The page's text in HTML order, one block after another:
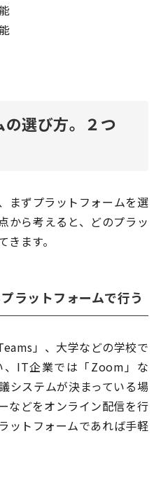
選び方。２つ
まずプラットフォームを選
から考えると、どのプラッ
きます。
ラットフォームで行う
」、大学などの学校で
、IT企業では「Zoom」な
システムが決まっている場
などをオンライン配信を行
ットフォームであれば手軽